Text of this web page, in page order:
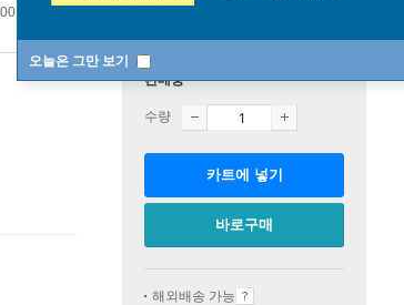
오늘은 그만 보기
2주
판매중
수량
카트에 넣기
바로구매
해외배송 가능